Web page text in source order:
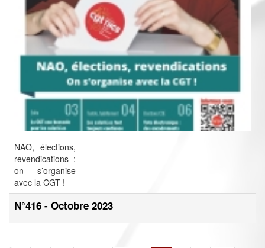
NAO, élections,
revendications :
on s’organise
avec la CGT !
N°416 - Octobre 2023